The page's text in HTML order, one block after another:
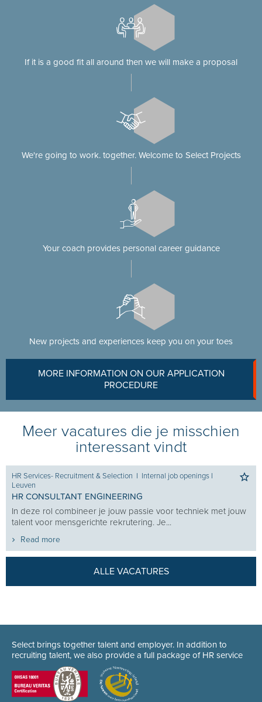
If it is a good fit all around then we will make a proposal
We're going to work. together. Welcome to Select Projects
Your coach provides personal career guidance
New projects and experiences keep you on your toes
MORE INFORMATION ON OUR APPLICATION
PROCEDURE
Meer vacatures die je misschien
interessant vindt
HR Services- Recruitment & Selection I Internal job openings I
Leuven
HR CONSULTANT ENGINEERING
In deze rol combineer je jouw passie voor techniek met jouw
talent voor mensgerichte rekrutering. Je...
Read more
ALLE VACATURES
Select brings together talent and employer. In addition to
recruiting talent, we also provide a full package of HR service